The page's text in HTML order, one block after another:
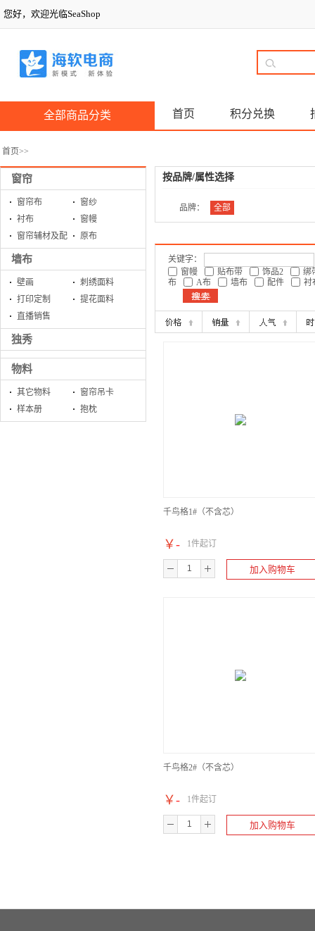
您好，欢迎光临SeaShop
全部商品分类 首页 积分兑换
首页>>
窗帘
窗帘布
窗纱
衬布
窗幔
窗帘辅材及配
件
原布
墙布
壁画
刺绣面料
打印定制
提花面料
直播销售
独秀
物料
其它物料
窗帘吊卡
样本册
抱枕
按品牌/属性选择
品牌： 全部
关键字：
窗幔
贴布带 饰品2
绑
布
A布 墙布 配件 衬
千鸟格1#（不含芯）
￥- 1件起订
加入购物车
千鸟格2#（不含芯）
￥- 1件起订
加入购物车